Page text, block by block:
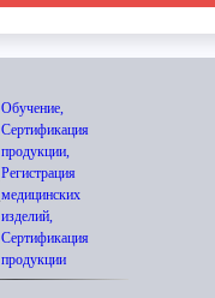
Обучение,
Сертификация
продукции,
Регистрация
медицинских
изделий,
Сертификация
продукции